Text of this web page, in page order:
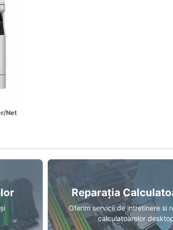
Net
Reparația
Oferim servicii de intretinere si
calculatoarelor